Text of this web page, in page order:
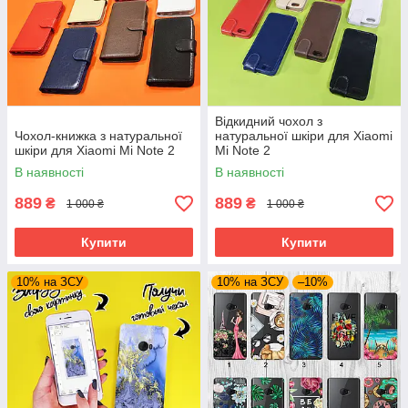
Чохол-книжка з натуральної
шкіри для Xiaomi Mi Note 2
В наявності
889 ₴ 1 000 ₴
Купити
Відкидний чохол з
натуральної шкіри для Xiaomi
Mi Note 2
В наявності
889 ₴ 1 000 ₴
Купити
10% на ЗСУ 10% на ЗСУ –10%